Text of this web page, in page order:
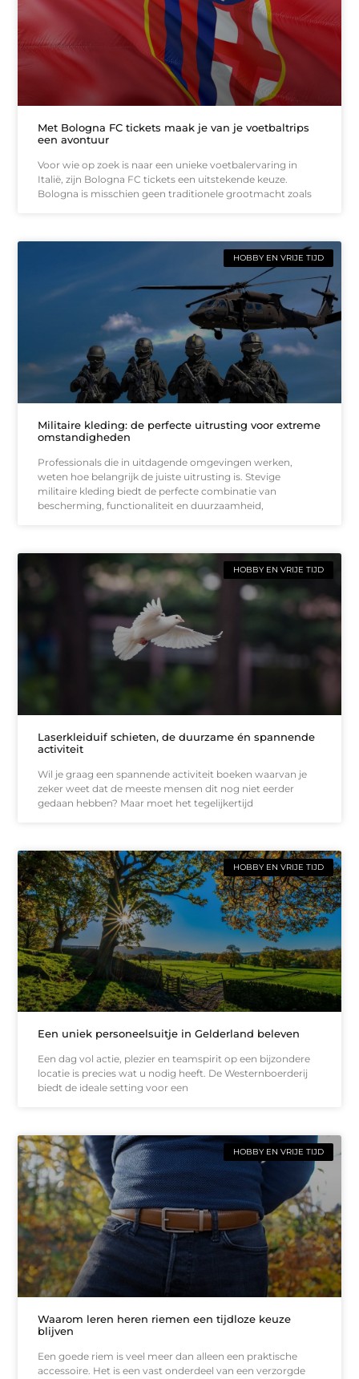
Met Bologna FC tickets maak je van je voetbaltrips
een avontuur
Voor wie op zoek is naar een unieke voetbalervaring in
Italië, zijn Bologna FC tickets een uitstekende keuze.
Bologna is misschien geen traditionele grootmacht zoals
HOBBY EN VRIJE TIJD
Militaire kleding: de perfecte uitrusting voor extreme
omstandigheden
Professionals die in uitdagende omgevingen werken,
weten hoe belangrijk de juiste uitrusting is. Stevige
militaire kleding biedt de perfecte combinatie van
bescherming, functionaliteit en duurzaamheid,
HOBBY EN VRIJE TIJD
Laserkleiduif schieten, de duurzame én spannende
activiteit
Wil je graag een spannende activiteit boeken waarvan je
zeker weet dat de meeste mensen dit nog niet eerder
gedaan hebben? Maar moet het tegelijkertijd
HOBBY EN VRIJE TIJD
Een uniek personeelsuitje in Gelderland beleven
Een dag vol actie, plezier en teamspirit op een bijzondere
locatie is precies wat u nodig heeft. De Westernboerderij
biedt de ideale setting voor een
HOBBY EN VRIJE TIJD
Waarom leren heren riemen een tijdloze keuze
blijven
Een goede riem is veel meer dan alleen een praktische
accessoire. Het is een vast onderdeel van een verzorgde